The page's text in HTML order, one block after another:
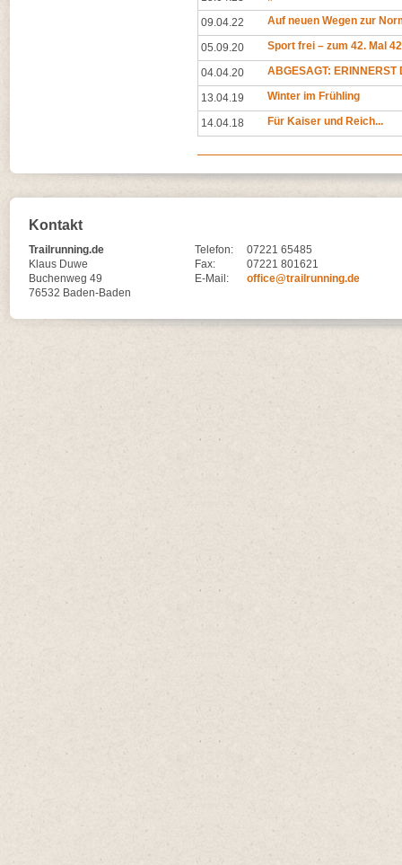
09.04.22 Auf neuen Wegen zur
05.09.20 Sport frei – zum 42. Mal
04.04.20 ABGESAGT: ERINNERST
13.04.19 Winter im Frühling
14.04.18 Für Kaiser und Reich...
Kontakt
Trailrunning.de
Klaus Duwe
Buchenweg 49
76532 Baden-Baden
Telefon:
07221 65485
Fax:
07221 801621
E-Mail:
office@trailrunning.de